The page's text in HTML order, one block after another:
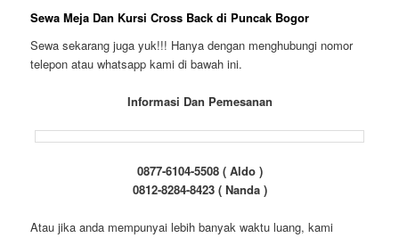
Sewa Meja Dan Kursi Cross Back di Puncak Bogor
Sewa sekarang juga yuk!!! Hanya dengan menghubungi nomor
telepon atau whatsapp kami di bawah ini.
Informasi Dan Pemesanan
0877-6104-5508 ( Aldo )
0812-8284-8423 ( Nanda )
Atau jika anda mempunyai lebih banyak waktu luang, kami